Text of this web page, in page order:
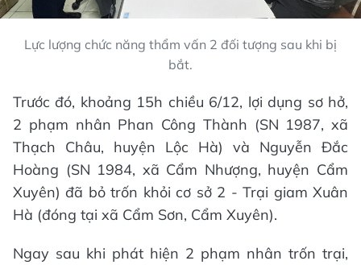
Lực lượng chức năng thẩm vấn 2 đối tượng sau khi bị
bắt.
Trước đó, khoảng 15h chiều 6/12, lợi dụng sơ hở,
2 phạm nhân Phan Công Thành (SN 1987, xã
Thạch Châu, huyện Lộc Hà) và Nguyễn Đắc
Hoàng (SN 1984, xã Cẩm Nhượng, huyện Cẩm
Xuyên) đã bỏ trốn khỏi cơ sở 2 - Trại giam Xuân
Hà (đóng tại xã Cẩm Sơn, Cẩm Xuyên).
Ngay sau khi phát hiện 2 phạm nhân trốn trại,